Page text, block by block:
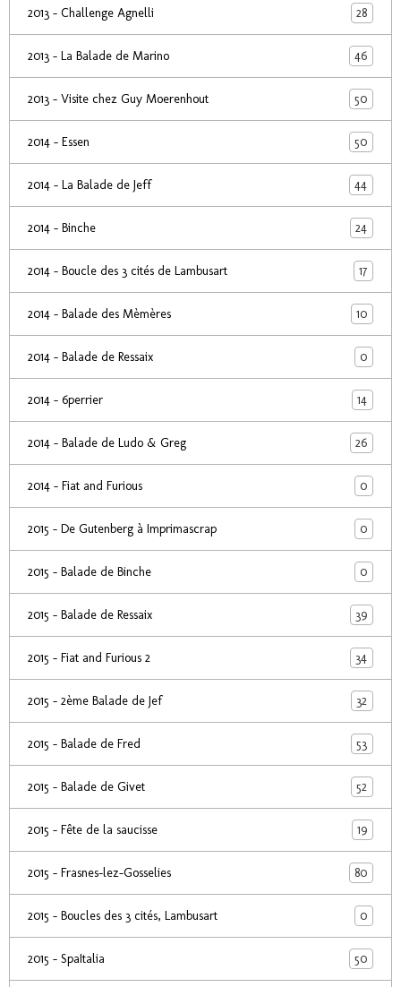
2013 - Challenge Agnelli 28
2013 - La Balade de Marino 46
2013 - Visite chez Guy Moerenhout 50
2014 - Essen 50
2014 - La Balade de Jeff 44
2014 - Binche 24
2014 - Boucle des 3 cités de Lambusart 17
2014 - Balade des Mèmères 10
2014 - Balade de Ressaix 0
2014 - 6perrier 14
2014 - Balade de Ludo & Greg 26
2014 - Fiat and Furious 0
2015 - De Gutenberg à Imprimascrap 0
2015 - Balade de Binche 0
2015 - Balade de Ressaix 39
2015 - Fiat and Furious 2 34
2015 - 2ème Balade de Jef 32
2015 - Balade de Fred 53
2015 - Balade de Givet 52
2015 - Fête de la saucisse 19
2015 - Frasnes-lez-Gosselies 80
2015 - Boucles des 3 cités, Lambusart 0
2015 - SpaItalia 50